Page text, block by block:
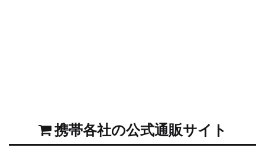
携帯各社の公式通販サイト